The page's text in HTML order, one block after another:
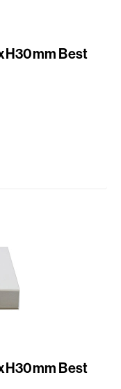
Best
Best